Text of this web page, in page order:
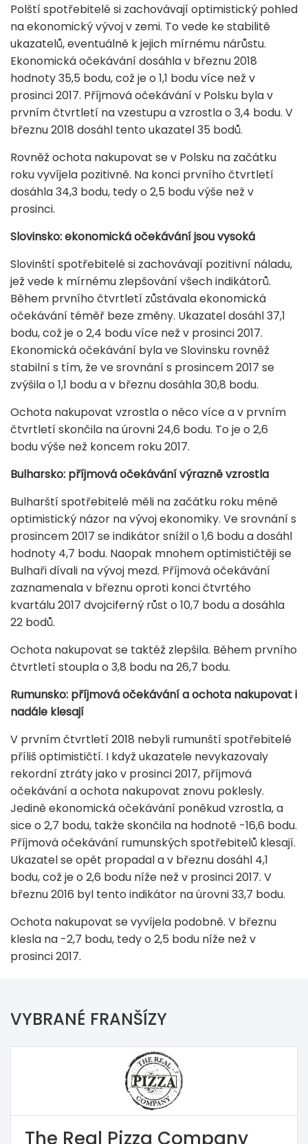
Polští spotřebitelé si zachovávají optimistický pohled
na ekonomický vývoj v zemi. To vede ke stabilitě
ukazatelů, eventuálně k jejich mírnému nárůstu.
Ekonomická očekávání dosáhla v březnu 2018
hodnoty 35,5 bodu, což je o 1,1 bodu více než v
prosinci 2017. Příjmová očekávání v Polsku byla v
prvním čtvrtletí na vzestupu a vzrostla o 3,4 bodu. V
březnu 2018 dosáhl tento ukazatel 35 bodů.
Rovněž ochota nakupovat se v Polsku na začátku
roku vyvíjela pozitivně. Na konci prvního čtvrtletí
dosáhla 34,3 bodu, tedy o 2,5 bodu výše než v
prosinci.
Slovinsko: ekonomická očekávání jsou vysoká
Slovinští spotřebitelé si zachovávají pozitivní náladu,
jež vede k mírnému zlepšování všech indikátorů.
Během prvního čtvrtletí zůstávala ekonomická
očekávání téměř beze změny. Ukazatel dosáhl 37,1
bodu, což je o 2,4 bodu více než v prosinci 2017.
Ekonomická očekávání byla ve Slovinsku rovněž
stabilní s tím, že ve srovnání s prosincem 2017 se
zvýšila o 1,1 bodu a v březnu dosáhla 30,8 bodu.
Ochota nakupovat vzrostla o něco více a v prvním
čtvrtletí skončila na úrovni 24,6 bodu. To je o 2,6
bodu výše než koncem roku 2017.
Bulharsko: příjmová očekávání výrazně vzrostla
Bulharští spotřebitelé měli na začátku roku méně
optimistický názor na vývoj ekonomiky. Ve srovnání s
prosincem 2017 se indikátor snížil o 1,6 bodu a dosáhl
hodnoty 4,7 bodu. Naopak mnohem optimističtěji se
Bulhaři dívali na vývoj mezd. Příjmová očekávání
zaznamenala v březnu oproti konci čtvrtého
kvartálu 2017 dvojciferný růst o 10,7 bodu a dosáhla
22 bodů.
Ochota nakupovat se taktéž zlepšila. Během prvního
čtvrtletí stoupla o 3,8 bodu na 26,7 bodu.
Rumunsko: příjmová očekávání a ochota nakupovat i
nadále klesají
V prvním čtvrtletí 2018 nebyli rumunští spotřebitelé
příliš optimističtí. I když ukazatele nevykazovaly
rekordní ztráty jako v prosinci 2017, příjmová
očekávání a ochota nakupovat znovu poklesly.
Jedině ekonomická očekávání poněkud vzrostla, a
sice o 2,7 bodu, takže skončila na hodnotě -16,6 bodu.
Příjmová očekávání rumunských spotřebitelů klesají.
Ukazatel se opět propadal a v březnu dosáhl 4,1
bodu, což je o 2,6 bodu níže než v prosinci 2017. V
březnu 2016 byl tento indikátor na úrovni 33,7 bodu.
Ochota nakupovat se vyvíjela podobně. V březnu
klesla na -2,7 bodu, tedy o 2,5 bodu níže než v
prosinci 2017.
VYBRANÉ FRANŠÍZY
The Real Pizza Company